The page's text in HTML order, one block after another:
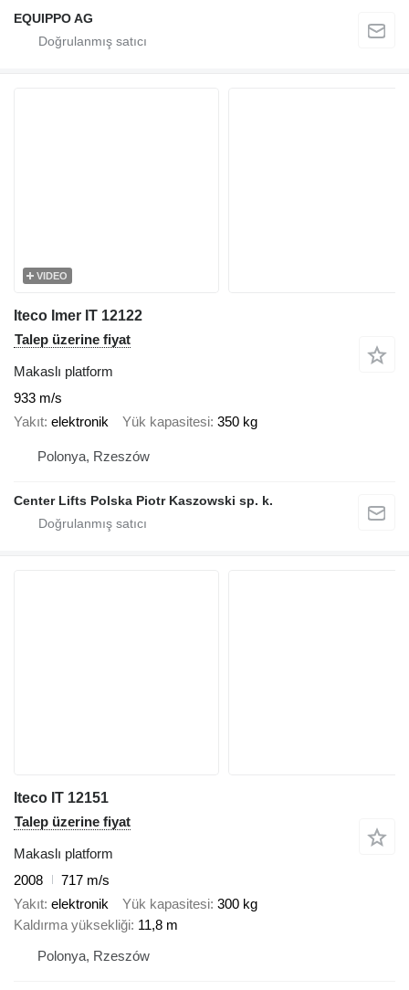
EQUIPPO AG
VIDEO
Iteco Imer IT 12122
Talep üzerine fiyat
Makaslı platform
933 m/s
Yakıt elektronik Yük kapasitesi 350 kg
Polonya, Rzeszów
Center Lifts Polska Piotr Kaszowski sp. k.
Iteco IT 12151
Talep üzerine fiyat
Makaslı platform
2008
717 m/s
Yakıt elektronik Yük kapasitesi 300 kg
Kaldırma yüksekliği 11,8 m
Polonya, Rzeszów